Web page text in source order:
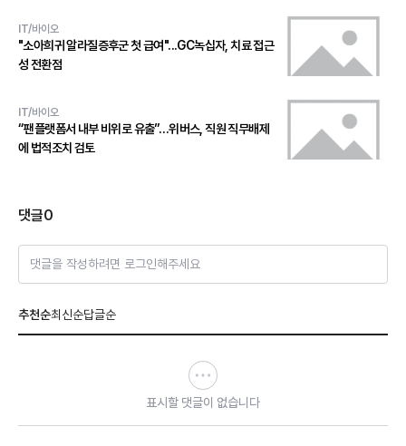
IT/바이오
"소아희귀 알라질증후군 첫 급여"...GC녹십자, 치료 접근
성 전환점
IT/바이오
“팬플랫폼서 내부 비위로 유출”…위버스, 직원 직무배제
에 법적조치 검토
댓글0
댓글을 작성하려면 로그인해주세요
추천순최신순답글순
표시할 댓글이 없습니다